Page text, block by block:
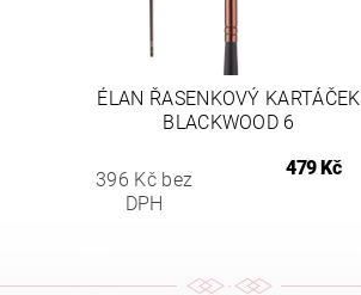
ÉLAN ŘASENKOVÝ KARTÁČEK
BLACKWOOD 6
396 Kč bez
DPH
479 Kč